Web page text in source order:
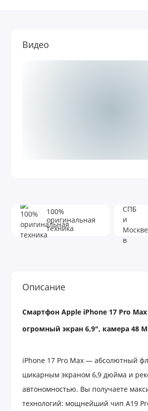
Видео
100%
оригинальная
техника
Описание
Смартфон Apple iPhone 17 Pro Max
огромный экран 6,9″, камера 48
iPhone 17 Pro Max — абсолютный
шикарным экраном 6,9 дюйма и
автономностью. Вы получаете
технологий: мощнейший чип A19